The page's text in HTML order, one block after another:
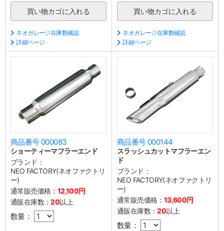
ネオガレージ在庫数確認
詳細ページ
ネオガレージ在庫数確認
詳細ページ
商品番号 000083
ショーティーマフラーエンド
ブランド：
NEO FACTORY(ネオファクトリ
ー)
通常販売価格： 12,100円
通販在庫数：20以上
数量：
商品番号 000144
スラッシュカットマフラーエン
ド
ブランド：
NEO FACTORY(ネオファクトリ
ー)
通常販売価格： 13,600円
通販在庫数：20以上
数量：